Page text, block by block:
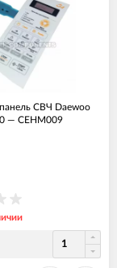
СВЧ Daewoo
— СЕНМ009